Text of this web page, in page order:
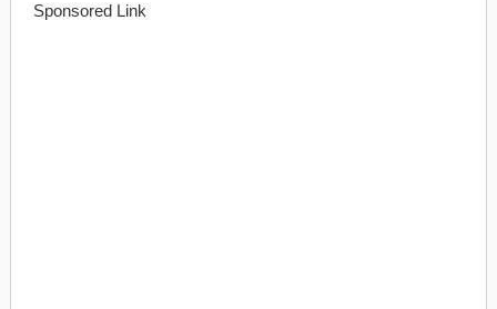
Sponsored Link